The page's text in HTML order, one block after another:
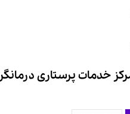
خدمات پرستاری درمانگر